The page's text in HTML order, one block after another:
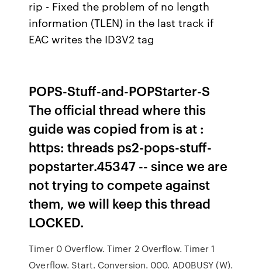
rip - Fixed the problem of no length
information (TLEN) in the last track if
EAC writes the ID3V2 tag
POPS-Stuff-and-POPStarter-S
The official thread where this
guide was copied from is at :
https: threads ps2-pops-stuff-
popstarter.45347 -- since we are
not trying to compete against
them, we will keep this thread
LOCKED.
Timer 0 Overflow. Timer 2 Overflow. Timer 1
Overflow. Start. Conversion. 000. AD0BUSY (W).